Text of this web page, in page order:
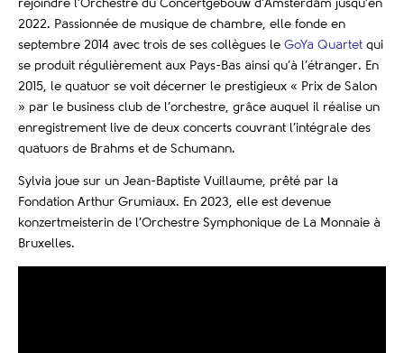
rejoindre l’Orchestre du Concertgebouw d’Amsterdam jusqu’en
2022. Passionnée de musique de chambre, elle fonde en
septembre 2014 avec trois de ses collègues le GoYa Quartet qui
se produit régulièrement aux Pays-Bas ainsi qu’à l’étranger. En
2015, le quatuor se voit décerner le prestigieux « Prix de Salon
» par le business club de l’orchestre, grâce auquel il réalise un
enregistrement live de deux concerts couvrant l’intégrale des
quatuors de Brahms et de Schumann.
Sylvia joue sur un Jean-Baptiste Vuillaume, prêté par la
Fondation Arthur Grumiaux. En 2023, elle est devenue
konzertmeisterin de l’Orchestre Symphonique de La Monnaie à
Bruxelles.